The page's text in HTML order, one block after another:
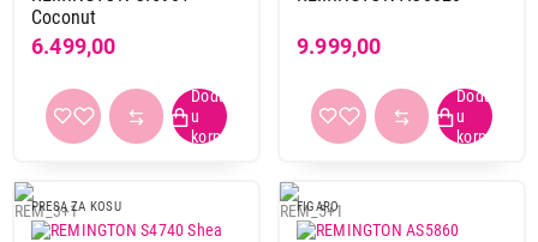
Coconut
6.499,00 9.999,00
PRESA ZA KOSU FIGARO
REMINGTON S5901 Coconut
Proizvod je dodat u korpu.
Ukupno u korpi:
Nastavi kupovinu